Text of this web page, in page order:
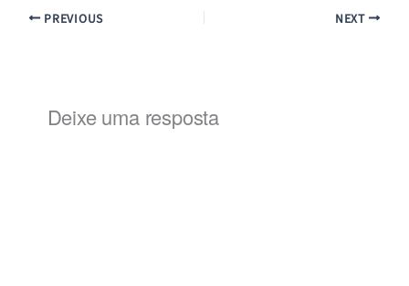
PREVIOUS NEXT
Deixe uma resposta